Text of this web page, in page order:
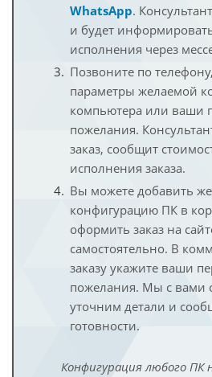
WhatsApp.
и будет
исполнения через
Позвоните по
параметры желаемой
компьютера или ваши
пожелания.
заказ, сообщит
исполнения заказа.
Вы можете добавить
конфигурацию ПК в
оформить заказ на
самостоятельно. В
заказу укажите ваши
пожелания. Мы с вами
уточним детали и
готовности.
Конфигурация любого ПК